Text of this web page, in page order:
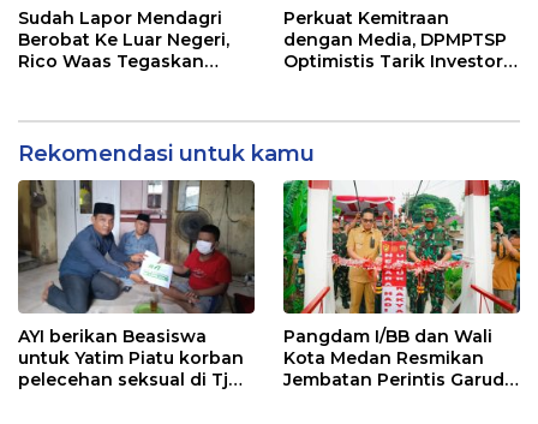
Evaluasi Kinerja Pengurus
Harian
Sudah Lapor Mendagri
Berobat Ke Luar Negeri,
Rico Waas Tegaskan
Perkuat Kemitraan
dengan Media, DPMPTSP
Optimistis Tarik Investor
Rekomendasi untuk kamu
AYI berikan Beasiswa
untuk Yatim Piatu korban
pelecehan seksual di Tj
Pangdam I/BB dan Wali
Kota Medan Resmikan
Jembatan Perintis Garuda,